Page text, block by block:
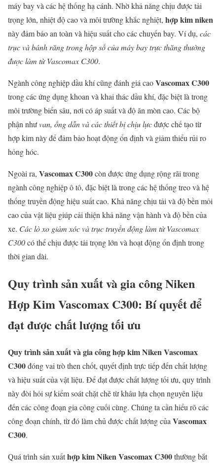
máy bay và các hệ thống hạ cánh. Nhờ khả năng chịu được tải
trọng lớn, nhiệt độ cao và môi trường khắc nghiệt, hợp kim niken
này đảm bảo an toàn và hiệu suất cho các chuyến bay. Ví dụ, các
trục và bánh răng trong hộp số của máy bay trực thăng thường
được làm từ Vascomax C300.
Ngành công nghiệp dầu khí cũng đánh giá caoVascomax C300
trong các ứng dụng khoan và khai thác dầu khí, đặc biệt là trong
môi trường biển sâu, nơi có áp suất và độ ăn mòn cao. Các bộ
phận nhưvan, ống dẫn và các thiết bị chịu lựcđược chế tạo từ
hợp kim này để đảm bảo hoạt động ổn định và giảm thiểu rủi ro
hỏng hóc.
Ngoài ra, Vascomax C300còn được ứng dụng rộng rãi trong
ngành công nghiệp ô tô, đặc biệt là trong các hệ thống treo và hệ
thống truyền động hiệu suất cao. Khả năng chịu tải và độ bền mỏi
cao của vật liệu giúp cải thiện khả năng vận hành và độ bền của
xe. Các lò xo giảm xóc và trục truyền động làm từ Vascomax
C300có thể chịu được tải trọng lớn và hoạt động ổn định trong
thời gian dài.
Quy trình sản xuất và gia công Niken
Hợp Kim Vascomax C300: Bí quyết để
đạt được chất lượng tối ưu
Quy trình sản xuất và gia công hợp kim Niken Vascomax
C300đóng vai trò then chốt, quyết định trực tiếp đến chất lượng
và hiệu suất của vật liệu. Để đạt được chất lượng tối ưu, quy trình
này đòi hỏi sự kiểm soát chặt chẽ từ khâu lựa chọn nguyên liệu
đến các công đoạn gia công cuối cùng. Chúng ta cần hiểu rõ các
công đoạn chính, từ đó làm chủ được chất lượng của Vascomax
C300.
Quá trình sản xuấthợp kim Niken Vascomax C300thường bắt